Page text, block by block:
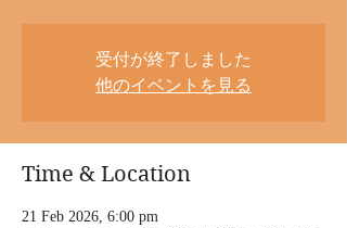
受付が終了しました
他のイベントを見る
Time & Location
21 Feb 2026, 6:00 pm